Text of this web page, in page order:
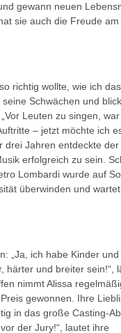
gewann neuen
sie auch die Freude am
richtig wollte, wie ich das
Schwächen und
Leuten zu singen,
– jetzt möchte ich
drei Jahren entdeckte der
erfolgreich zu sein.
Lombardi wurde auf
überwinden und
„Ja, ich habe Kinder
härter und breiter sein!“,
nimmt Alissa
gewonnen. Ihre
in das große Casting-
der Jury!“, lautet ihre